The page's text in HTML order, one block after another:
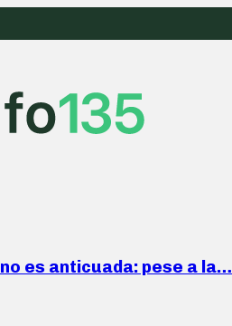
es anticuada: pese a la…